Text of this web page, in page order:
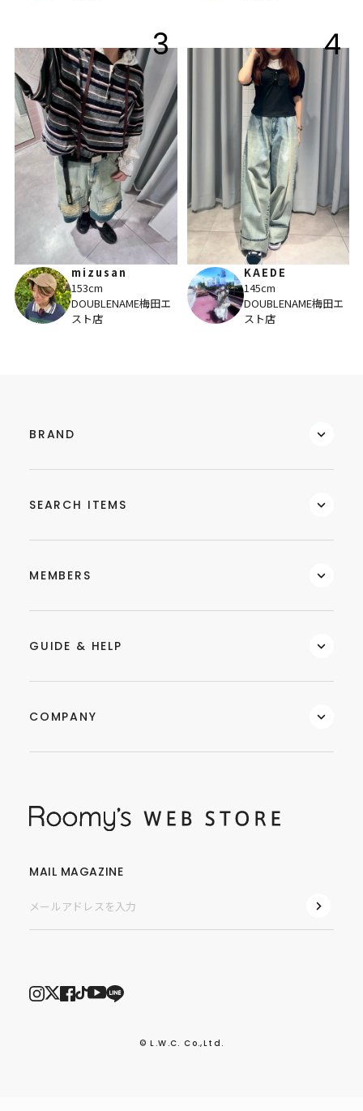
3
mizusan
153cm
DOUBLENAME梅田エ
スト店
4
KAEDE
145cm
DOUBLENAME梅田エ
スト店
BRAND
SEARCH ITEMS
MEMBERS
GUIDE & HELP
COMPANY
MAIL MAGAZINE
© L.W.C. Co.,Ltd.